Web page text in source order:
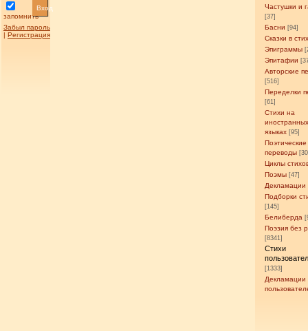
запомнить
Вход
Забыл пароль
| Регистрация
Частушки и
[37]
Басни [94]
Сказки в
Эпиграммы
Эпитафии
Авторские
[516]
Переделки
[61]
Стихи на
языках [95]
Поэтические
переводы
Циклы
Поэмы [47]
Декламации
Подборки
[145]
Белиберда
Поэзия без
[8341]
Стихи
[1333]
Декламации